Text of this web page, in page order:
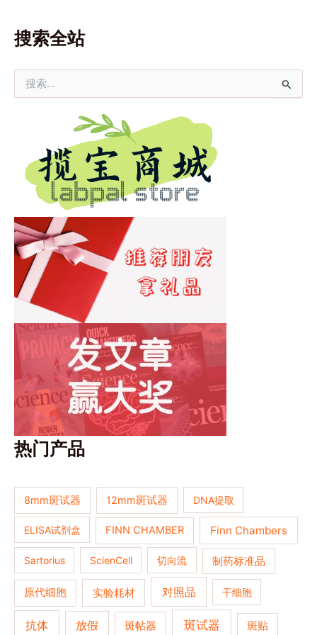
搜索全站
热门产品
8mm斑试器 12mm斑试器 DNA提取
ELISA试剂盒 FINN CHAMBER Finn Chambers
Sartorius ScienCell 切向流 制药标准品
原代细胞 实验耗材 对照品 干细胞
抗体 放假 斑帖器 斑试器 斑贴